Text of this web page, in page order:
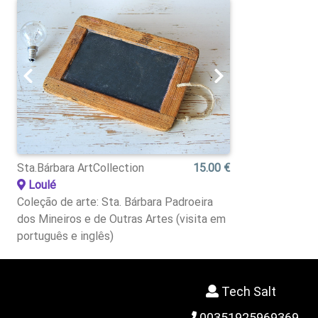
Sta.Bárbara ArtCollection
15.00 €
Loulé
Coleção de arte: Sta. Bárbara Padroeira
dos Mineiros e de Outras Artes (visita em
português e inglês)
Tech Salt